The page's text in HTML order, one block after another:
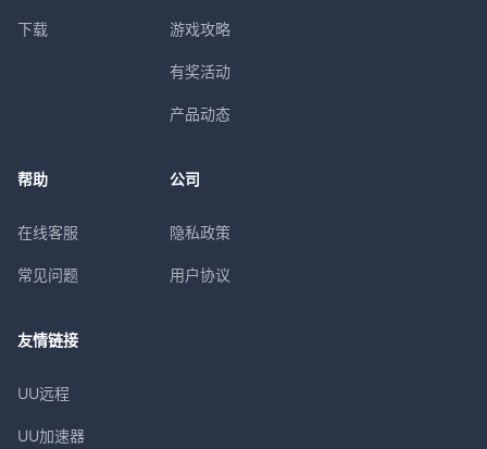
下载 游戏攻略
有奖活动
产品动态
帮助
在线客服
常见问题
公司
隐私政策
用户协议
友情链接
UU远程
UU加速器